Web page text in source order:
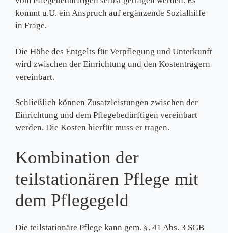
kommt u.U. ein Anspruch auf ergänzende Sozialhilfe
in Frage.
Die Höhe des Entgelts für Verpflegung und Unterkunft
wird zwischen der Einrichtung und den Kostenträgern
vereinbart.
Schließlich können Zusatzleistungen zwischen der
Einrichtung und dem Pflegebedürftigen vereinbart
werden. Die Kosten hierfür muss er tragen.
Kombination der
teilstationären Pflege mit
dem Pflegegeld
Die teilstationäre Pflege kann gem. §. 41 Abs. 3 SGB